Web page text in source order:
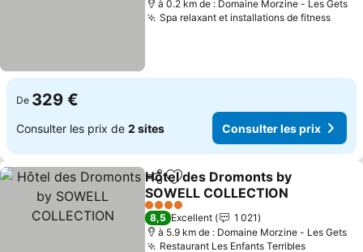
à 0.2 km de : Domaine Morzine - Les Gets
Spa relaxant et installations de fitness
De 329 €
Consulter les prix de 2 sites Consulter les prix
PartagerAjouter à mes favoris
Hôtel des Dromonts by
SOWELL COLLECTION
4 Étoiles
8,5 Excellent
1 021
à 5.9 km de : Domaine Morzine - Les Gets
Restaurant Les Enfants Terribles